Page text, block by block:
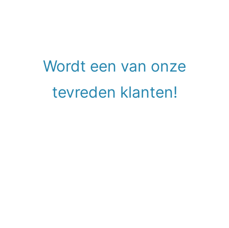
Wordt een van onze
tevreden klanten!